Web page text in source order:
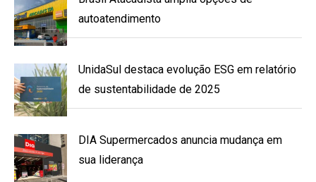
autoatendimento
UnidaSul destaca evolução ESG em relatório
de sustentabilidade de 2025
DIA Supermercados anuncia mudança em
sua liderança